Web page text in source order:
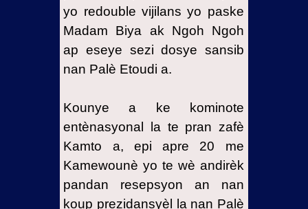
yo redouble vijilans yo paske
Madam Biya ak Ngoh Ngoh
ap eseye sezi dosye sansib
nan Palè Etoudi a.
Kounye a ke kominote
entènasyonal la te pran zafè
Kamto a, epi apre 20 me
Kamewounè yo te wè andirèk
pandan resepsyon an nan
koup prezidansyèl la nan Palè